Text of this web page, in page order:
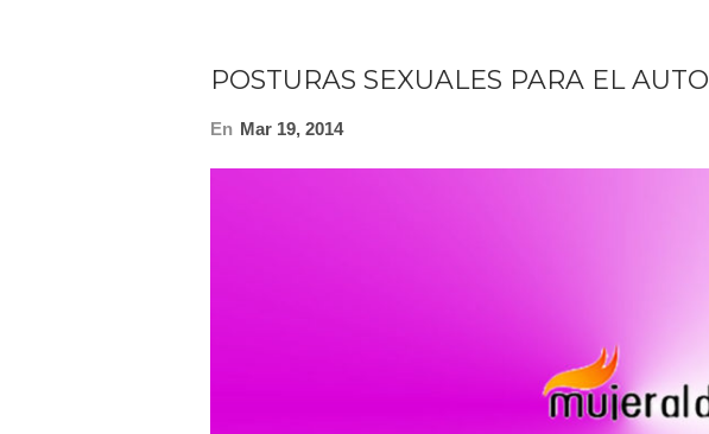
POSTURAS SEXUALES PARA EL AUTO
En Mar 19, 2014